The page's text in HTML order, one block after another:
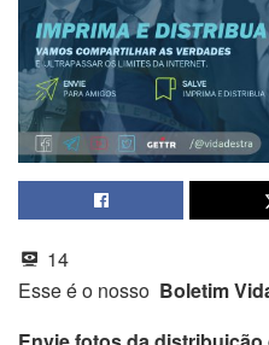
14
Esse é o nosso Boletim